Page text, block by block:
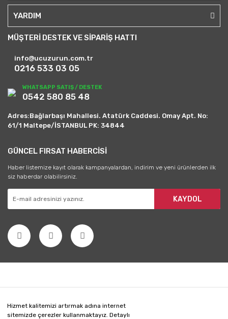
Hizmet kalitemizi artırmak adına internet
sitemizde çerezler kullanmaktayız. Detaylı
YARDIM
MÜŞTERİ DESTEK VE SİPARİŞ HATTI
info@ucuzurun.com.tr
0216 533 03 05
WHATSAPP SATIŞ / DESTEK
0542 580 85 48
Adres:Bağlarbaşı Mahallesi. Atatürk Caddesi. Omay Apt. No:
61/1 Maltepe/İSTANBUL PK: 34844
GÜNCEL FIRSAT HABERCİSİ
Haber listemize kayıt olarak kampanyalardan, indirim ve yeni ürünlerden ilk
siz haberdar olabilirsiniz.
KAYDOL